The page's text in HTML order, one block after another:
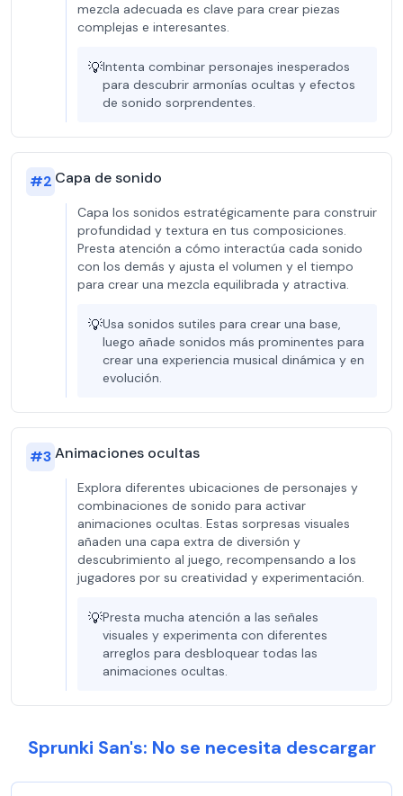
mezcla adecuada es clave para crear piezas
complejas e interesantes.
💡Intenta combinar personajes inesperados
para descubrir armonías ocultas y efectos
de sonido sorprendentes.
#2 Capa de sonido
Capa los sonidos estratégicamente para construir
profundidad y textura en tus composiciones.
Presta atención a cómo interactúa cada sonido
con los demás y ajusta el volumen y el tiempo
para crear una mezcla equilibrada y atractiva.
💡Usa sonidos sutiles para crear una base,
luego añade sonidos más prominentes para
crear una experiencia musical dinámica y en
evolución.
#3Animaciones ocultas
Explora diferentes ubicaciones de personajes y
combinaciones de sonido para activar
animaciones ocultas. Estas sorpresas visuales
añaden una capa extra de diversión y
descubrimiento al juego, recompensando a los
jugadores por su creatividad y experimentación.
💡Presta mucha atención a las señales
visuales y experimenta con diferentes
arreglos para desbloquear todas las
animaciones ocultas.
Sprunki San's: No se necesita descargar